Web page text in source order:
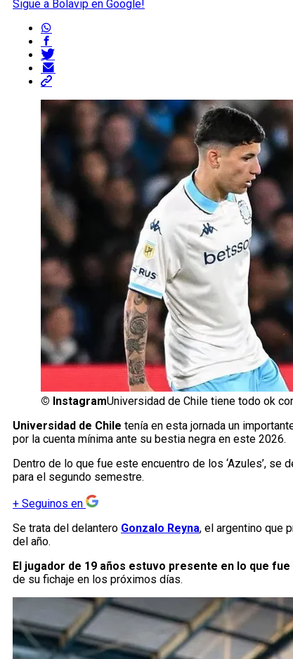
Sigue a Bolavip en Google!
© InstagramUniversidad de Chile tiene todo ok
Universidad de Chile tenía en esta jornada un
por la cuenta mínima ante su bestia negra en este 2026.
Dentro de lo que fue este encuentro de los ‘Azules’,
para el segundo semestre.
+ Seguinos en
Se trata del delantero Gonzalo Reyna, el argentino que
del año.
El jugador de 19 años estuvo presente en lo que
de su fichaje en los próximos días.